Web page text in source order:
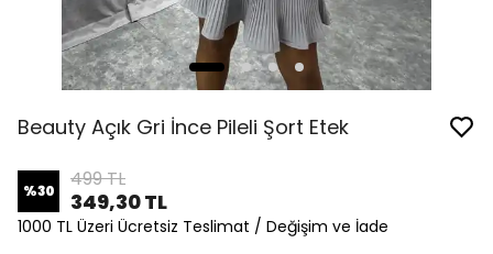
Beauty Açık Gri İnce Pileli Şort Etek
%30 499 TL
349,30 TL
1000 TL Üzeri Ücretsiz Teslimat / Değişim ve İade